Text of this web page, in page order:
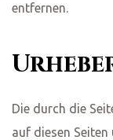
entfernen.
Die durch die
auf diesen